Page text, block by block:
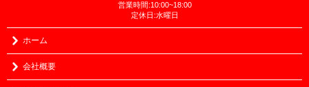
営業時間:10:00~18:00
定休日:水曜日
ホーム
会社概要